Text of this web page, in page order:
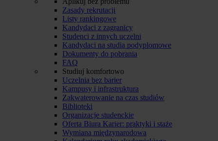
Zasady rekrutacji
Listy rankingowe
Kandydaci z zagranicy
Studenci z innych uczelni
Kandydaci na studia podyplomowe
Dokumenty do pobrania
FAQ
Studiuj komfortowo
Uczelnia bez barier
Kampusy i infrastruktura
Zakwaterowanie na czas studiów
Biblioteki
Organizacje studenckie
Oferta Biura Karier: praktyki i staże
Wymiana międzynarodowa